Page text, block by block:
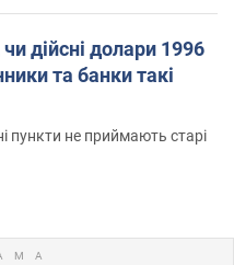
дійсні долари 1996
та банки такі
пункти не приймають старі